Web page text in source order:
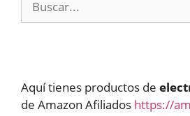
Aquí tienes productos de
de Amazon Afiliados https://